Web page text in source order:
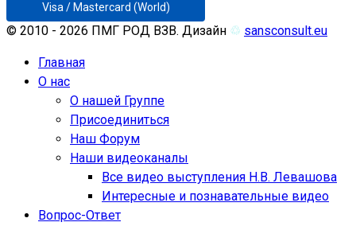
Visa / Mastercard (World)
© 2010 - 2026 ПМГ РОД ВЗВ. Дизайн ♲ sansconsult.eu
Главная
О нас
О нашей Группе
Присоединиться
Наш Форум
Наши видеоканалы
Все видео выступления Н.В. Левашова
Интересные и познавательные видео
Вопрос-Ответ